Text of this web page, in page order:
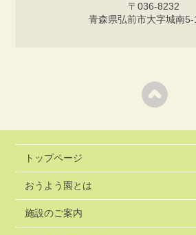
〒036-8232
青森県弘前市大字城南
トップページ
おうよう園とは
施設のご案内